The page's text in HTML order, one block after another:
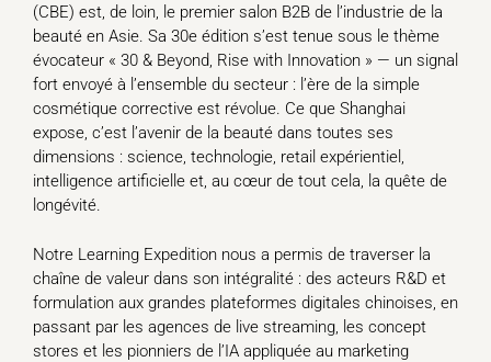
(CBE) est, de loin, le premier salon B2B de l’industrie de la
beauté en Asie. Sa 30e édition s’est tenue sous le thème
évocateur « 30 & Beyond, Rise with Innovation » — un signal
fort envoyé à l’ensemble du secteur : l’ère de la simple
cosmétique corrective est révolue. Ce que Shanghai
expose, c’est l’avenir de la beauté dans toutes ses
dimensions : science, technologie, retail expérientiel,
intelligence artificielle et, au cœur de tout cela, la quête de
longévité.
Notre Learning Expedition nous a permis de traverser la
chaîne de valeur dans son intégralité : des acteurs R&D et
formulation aux grandes plateformes digitales chinoises, en
passant par les agences de live streaming, les concept
stores et les pionniers de l’IA appliquée au marketing